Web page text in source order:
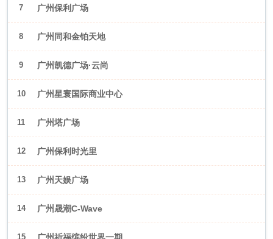
7 广州保利广场
8 广州同和金铂天地
9 广州凯德广场·云尚
10 广州星寰国际商业中心
11 广州塔广场
12 广州保利时光里
13 广州天娱广场
14 广州晟潮C-Wave
15